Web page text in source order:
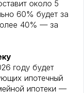
около 5
60% будет за
40% — за
году будет
ипотечный
ипотеки —